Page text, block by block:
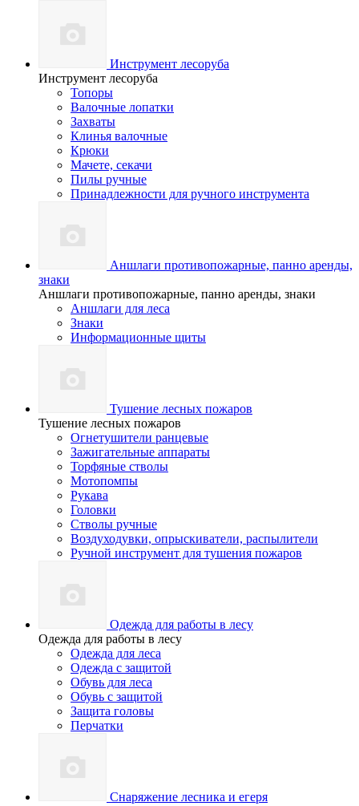
Инструмент лесоруба
Инструмент лесоруба
Топоры
Валочные лопатки
Захваты
Клинья валочные
Крюки
Мачете, секачи
Пилы ручные
Принадлежности для ручного инструмента
Аншлаги противопожарные, панно аренды,
знаки
Аншлаги противопожарные, панно аренды, знаки
Аншлаги для леса
Знаки
Информационные щиты
Тушение лесных пожаров
Тушение лесных пожаров
Огнетушители ранцевые
Зажигательные аппараты
Торфяные стволы
Мотопомпы
Рукава
Головки
Стволы ручные
Воздуходувки, опрыскиватели, распылители
Ручной инструмент для тушения пожаров
Одежда для работы в лесу
Одежда для работы в лесу
Одежда для леса
Одежда с защитой
Обувь для леса
Обувь с защитой
Защита головы
Перчатки
Снаряжение лесника и егеря